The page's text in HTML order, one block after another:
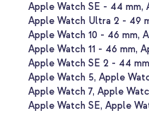
Warum das Silikon Apple
Aus flexiblem Silikon
Verfügt über eine
Leichtgewichtig und fühlt
Sorgt für ein schlankes,
Schweiß- und schwimmfest
Apple Watch SE - 44 mm
Apple Watch Ultra 2 - 49
Apple Watch 10 - 46 mm
Apple Watch 11 - 46 mm
Apple Watch SE 2 - 44 mm
Apple Watch 5 Apple
Apple Watch 7 Apple
Apple Watch SE Apple